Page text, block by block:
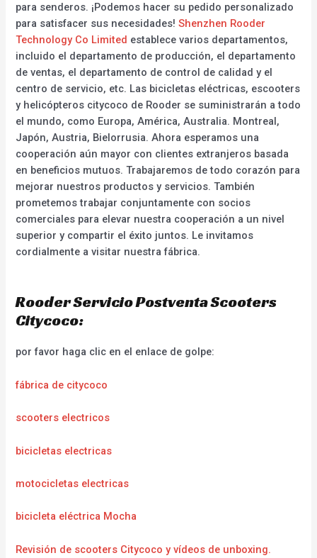
para senderos. ¡Podemos hacer su pedido personalizado
para satisfacer sus necesidades!Shenzhen Rooder
Technology Co Limited establece varios departamentos,
incluido el departamento de producción, el departamento
de ventas, el departamento de control de calidad y el
centro de servicio, etc. Las bicicletas eléctricas, escooters
y helicópteros citycoco de Rooder se suministrarán a todo
el mundo, como Europa, América, Australia. Montreal,
Japón, Austria, Bielorrusia. Ahora esperamos una
cooperación aún mayor con clientes extranjeros basada
en beneficios mutuos. Trabajaremos de todo corazón para
mejorar nuestros productos y servicios. También
prometemos trabajar conjuntamente con socios
comerciales para elevar nuestra cooperación a un nivel
superior y compartir el éxito juntos. Le invitamos
cordialmente a visitar nuestra fábrica.
Rooder Servicio Postventa Scooters
Citycoco:
por favor haga clic en el enlace de golpe:
fábrica de citycoco
scooters electricos
bicicletas electricas
motocicletas electricas
bicicleta eléctrica Mocha
Revisión de scooters Citycoco y vídeos de unboxing.